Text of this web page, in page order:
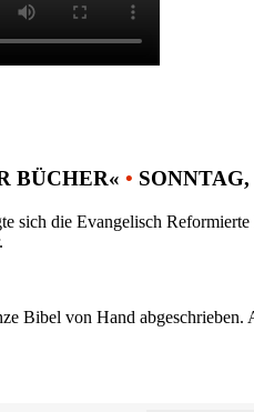
BÜCHER« •
sich die Evangelisch
Bibel von Hand